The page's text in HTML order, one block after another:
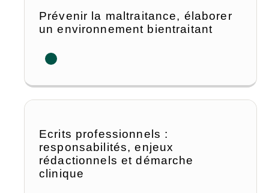
Prévenir la maltraitance, élaborer
un environnement bientraitant
Ecrits professionnels :
responsabilités, enjeux
rédactionnels et démarche
clinique